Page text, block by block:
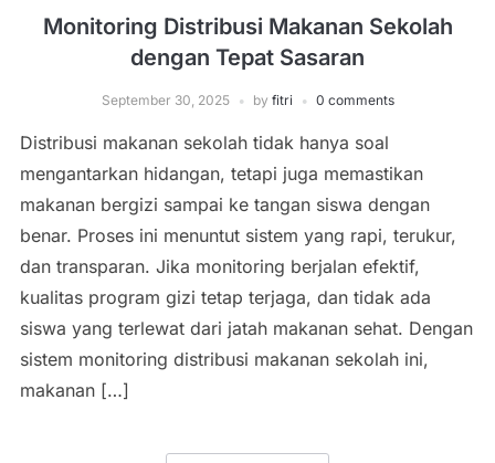
Monitoring Distribusi Makanan Sekolah
dengan Tepat Sasaran
September 30, 2025 by fitri 0 comments
Distribusi makanan sekolah tidak hanya soal
mengantarkan hidangan, tetapi juga memastikan
makanan bergizi sampai ke tangan siswa dengan
benar. Proses ini menuntut sistem yang rapi, terukur,
dan transparan. Jika monitoring berjalan efektif,
kualitas program gizi tetap terjaga, dan tidak ada
siswa yang terlewat dari jatah makanan sehat. Dengan
sistem monitoring distribusi makanan sekolah ini,
makanan […]